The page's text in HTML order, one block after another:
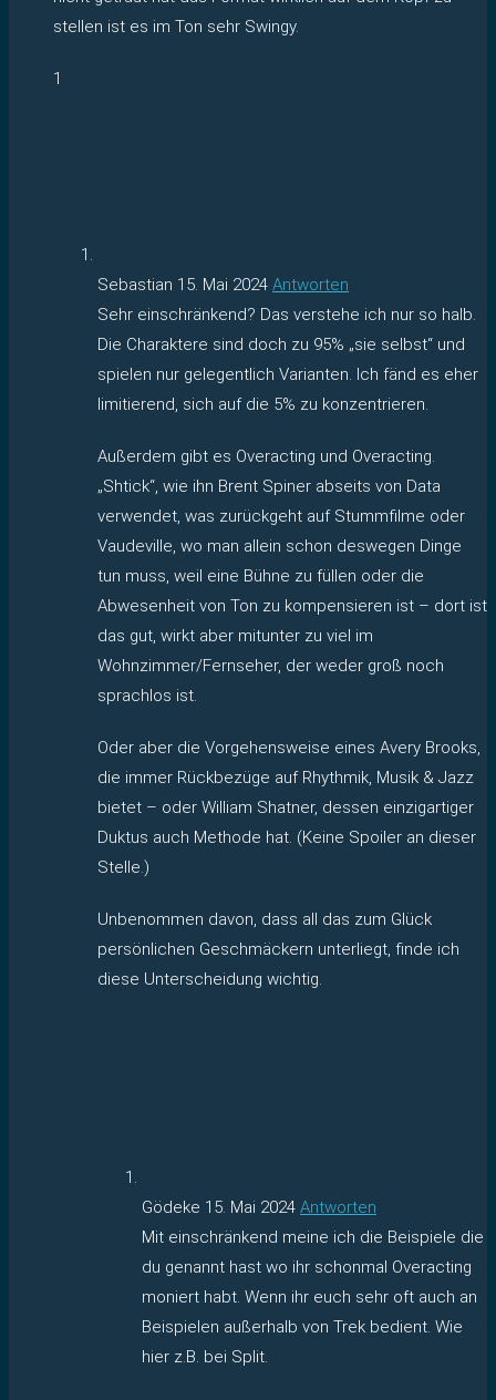
stellen ist es im Ton sehr Swingy.
1
Sebastian 15. Mai 2024 Antworten
Sehr einschränkend? Das verstehe ich nur so halb.
Die Charaktere sind doch zu 95% „sie selbst“ und
spielen nur gelegentlich Varianten. Ich fänd es eher
limitierend, sich auf die 5% zu konzentrieren.
Außerdem gibt es Overacting und Overacting.
„Shtick“, wie ihn Brent Spiner abseits von Data
verwendet, was zurückgeht auf Stummfilme oder
Vaudeville, wo man allein schon deswegen Dinge
tun muss, weil eine Bühne zu füllen oder die
Abwesenheit von Ton zu kompensieren ist – dort ist
das gut, wirkt aber mitunter zu viel im
Wohnzimmer/Fernseher, der weder groß noch
sprachlos ist.
Oder aber die Vorgehensweise eines Avery Brooks,
die immer Rückbezüge auf Rhythmik, Musik & Jazz
bietet – oder William Shatner, dessen einzigartiger
Duktus auch Methode hat. (Keine Spoiler an dieser
Stelle.)
Unbenommen davon, dass all das zum Glück
persönlichen Geschmäckern unterliegt, finde ich
diese Unterscheidung wichtig.
Gödeke 15. Mai 2024 Antworten
Mit einschränkend meine ich die Beispiele die
du genannt hast wo ihr schonmal Overacting
moniert habt. Wenn ihr euch sehr oft auch an
Beispielen außerhalb von Trek bedient. Wie
hier z.B. bei Split.